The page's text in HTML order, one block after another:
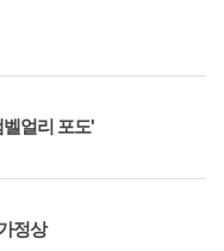
얼리 포도'
정상